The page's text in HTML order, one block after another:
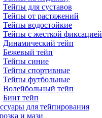
Тейпы для суставов
Тейпы от растяжений
Тейпы водостойкие
Тейпы с жесткой фиксацией
Динамический тейп
Бежевый тейп
Тейпы синие
Тейпы спортивные
Тейпы футбольные
Волейбольный тейп
Бинт тейп
для тейпирования
и мази